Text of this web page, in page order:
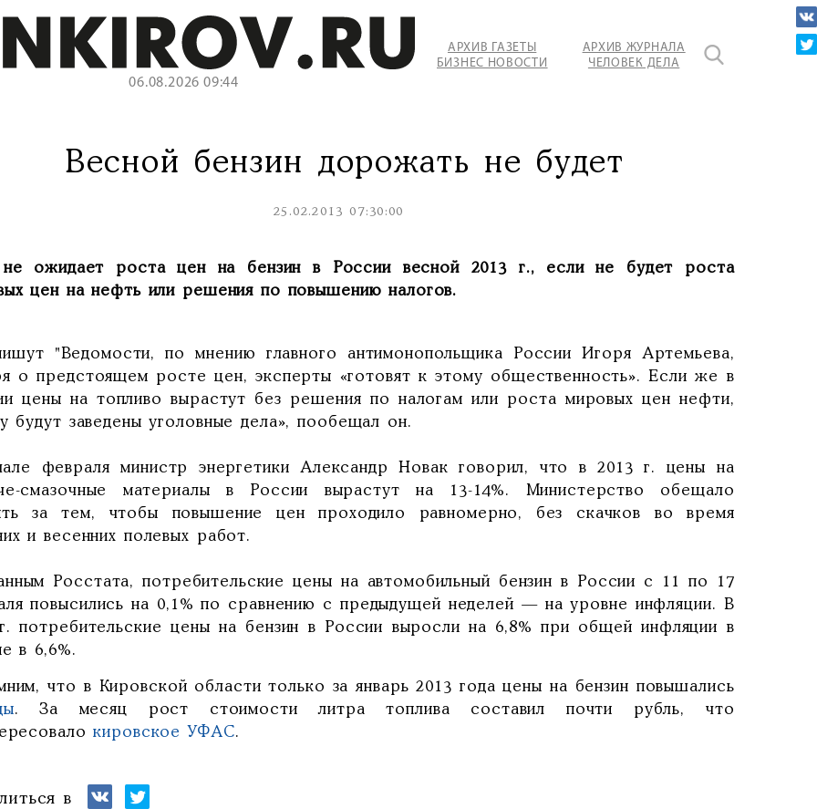
06.08.2026 09:45
АРХИВ ГАЗЕТЫ
БИЗНЕС НОВОСТИ
АРХИВ ЖУРНАЛА
ЧЕЛОВЕК ДЕЛА
Весной бензин дорожать не будет
25.02.2013 07:30:00
ожидает роста цен на бензин в России весной 2013 г., если не будет роста
цен на нефть или решения по повышению налогов.
"Ведомости, по мнению главного антимонопольщика России Игоря Артемьева,
о предстоящем росте цен, эксперты «готовят к этому общественность». Если же в
цены на топливо вырастут без решения по налогам или роста мировых цен нефти,
будут заведены уголовные дела», пообещал он.
февраля министр энергетики Александр Новак говорил, что в 2013 г. цены на
смазочные материалы в России вырастут на 13-14%. Министерство обещало
за тем, чтобы повышение цен проходило равномерно, без скачков во время
и весенних полевых работ.
Росстата, потребительские цены на автомобильный бензин в России с 11 по 17
повысились на 0,1% по сравнению с предыдущей неделей — на уровне инфляции. В
потребительские цены на бензин в России выросли на 6,8% при общей инфляции в
в 6,6%.
что в Кировской области только за январь 2013 года цены на бензин повышались
. За месяц рост стоимости литра топлива составил почти рубль, что
кировское УФАС.
в